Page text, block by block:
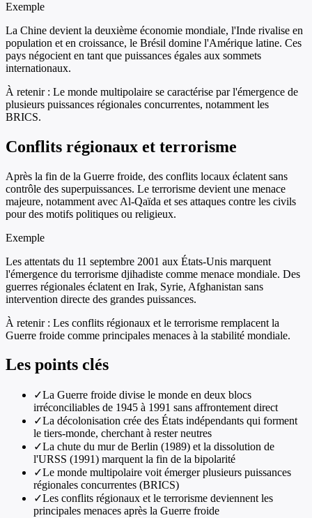
Exemple
La Chine devient la deuxième économie mondiale, l'Inde rivalise en
population et en croissance, le Brésil domine l'Amérique latine. Ces
pays négocient en tant que puissances égales aux sommets
internationaux.
À retenir : Le monde multipolaire se caractérise par l'émergence de
plusieurs puissances régionales concurrentes, notamment les
BRICS.
Conflits régionaux et terrorisme
Après la fin de la Guerre froide, des conflits locaux éclatent sans
contrôle des superpuissances. Le terrorisme devient une menace
majeure, notamment avec Al-Qaïda et ses attaques contre les civils
pour des motifs politiques ou religieux.
Exemple
Les attentats du 11 septembre 2001 aux États-Unis marquent
l'émergence du terrorisme djihadiste comme menace mondiale. Des
guerres régionales éclatent en Irak, Syrie, Afghanistan sans
intervention directe des grandes puissances.
À retenir : Les conflits régionaux et le terrorisme remplacent la
Guerre froide comme principales menaces à la stabilité mondiale.
Les points clés
✓La Guerre froide divise le monde en deux blocs
irréconciliables de 1945 à 1991 sans affrontement direct
✓La décolonisation crée des États indépendants qui forment
le tiers-monde, cherchant à rester neutres
✓La chute du mur de Berlin (1989) et la dissolution de
l'URSS (1991) marquent la fin de la bipolarité
✓Le monde multipolaire voit émerger plusieurs puissances
régionales concurrentes (BRICS)
✓Les conflits régionaux et le terrorisme deviennent les
principales menaces après la Guerre froide